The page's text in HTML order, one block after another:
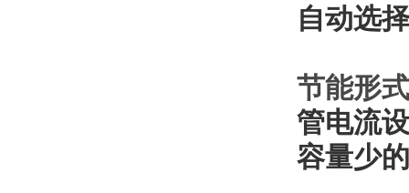
自动选
节能形
管电流
容量少